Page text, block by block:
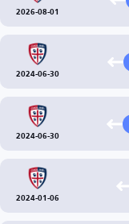
2026-08-01
2024-06-30
2024-06-30
2024-01-06